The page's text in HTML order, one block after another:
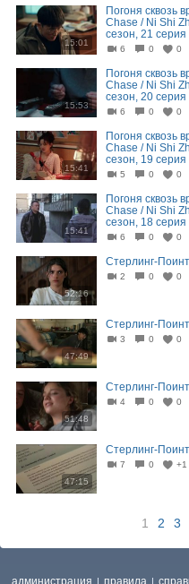
15:01
Погоня сквозь
Chase / Ni Shi
сезон, 21 серия
6 0 0
15:53
Погоня сквозь
Chase / Ni Shi
сезон, 20 серия
6 0 0
15:41
Погоня сквозь
Chase / Ni Shi
сезон, 19 серия
5 0 0
15:41
Погоня сквозь
Chase / Ni Shi
сезон, 18 серия
6 0 0
52:16
Стерлинг-
2 0 0
47:49
Стерлинг-
3 0 0
51:48
Стерлинг-
4 0 0
47:15
Стерлинг-
7 0 +1
1 2 3
администрация | правила |